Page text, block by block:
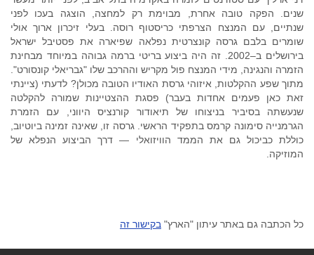
שנים. הפקה טובה אחרת, מבוימת רק למחצה, הוצגה בעכו לפני
שנתיים, עם המנצח הצרפתי כריסטוף רוסה. בעלי זיכרון ארוך אולי
שומרים בלבם גרסה קונצרטית נפלאה שפיארה את פסטיבל ישראל
בירושלים ב–2002. זה היה ביצוע בריטי ברמה גבוהה במיוחד מבחינת
הזמרה והנגינה, מידי המנצח פול מקריש וההרכב שלו "גבריאלי קונסורט".
מתוך שפע ההקלטות, איזוהי גרסת האודיו הטובה מכולן? לדעתי (ציינתי
זאת כאן פעמים אחדות בעבר) פסגת ההצטיינות שמורה להקלטה
שנעשתה בסיביר בניצוחו של תיאודור קורנציס היווני, עם הזמרת
הגרמנייה סימונה קרמס בתפקיד הראשי. גרסה זו, שאינה זמינה ביוטיוב,
כוללת כביכול גם את הממד הוויזואלי — דרך הביצוע הנפלא של
המוזיקה.
כל הכתבה גם באתר עיתון "הארץ" בקישור זה